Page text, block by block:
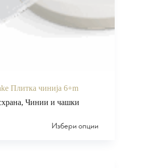
Плитка чинија 6+m
, Чинии и чашки
Избери опции